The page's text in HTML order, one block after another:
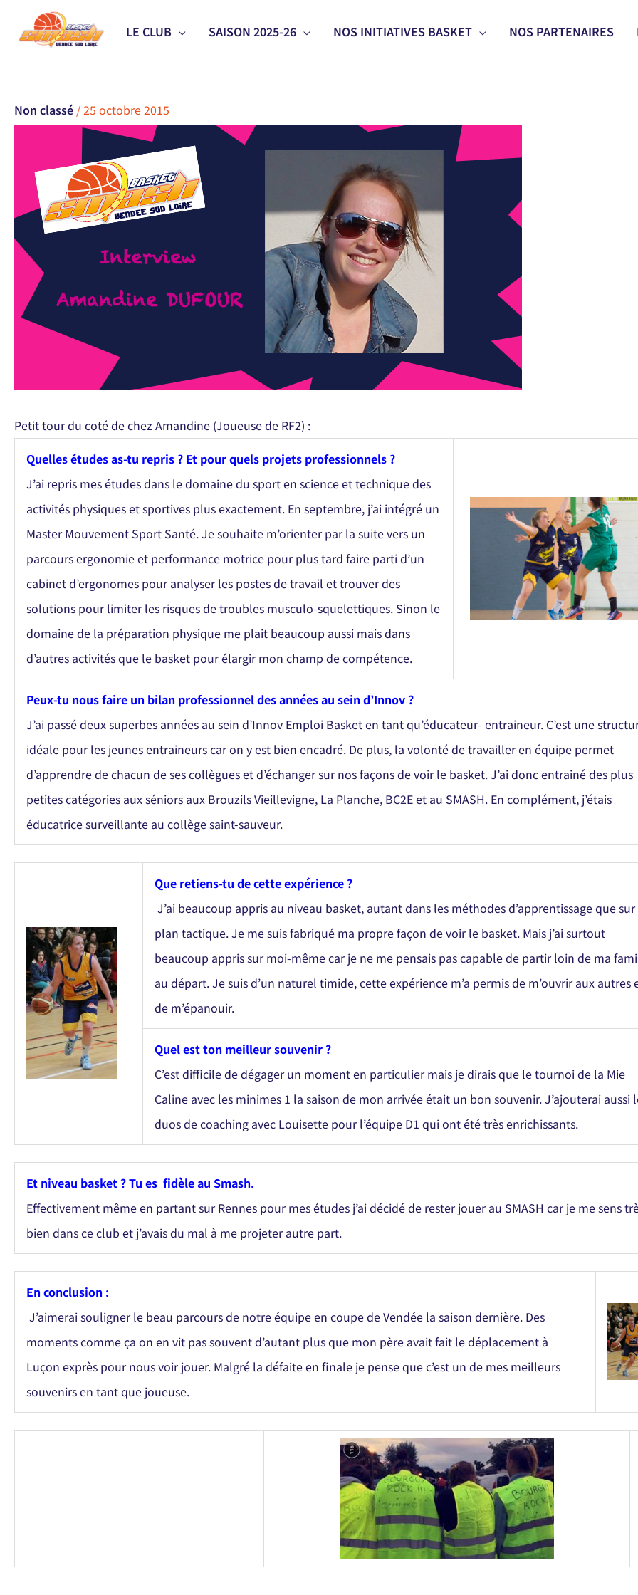
LE CLUB SAISON 2025-26 NOS INITIATIVES BASKET NOS PARTENAIRES
Non classé /25 octobre 2015
Petit tour du coté de chez Amandine (Joueuse de RF2) :
Quelles études as-tu repris ? Et pour quels projets professionnels ?
J’ai repris mes études dans le domaine du sport en science et technique des
activités physiques et sportives plus exactement. En septembre, j’ai intégré un
Master Mouvement Sport Santé. Je souhaite m’orienter par la suite vers un
parcours ergonomie et performance motrice pour plus tard faire parti d’un
cabinet d’ergonomes pour analyser les postes de travail et trouver des
solutions pour limiter les risques de troubles musculo-squelettiques. Sinon le
domaine de la préparation physique me plait beaucoup aussi mais dans
d’autres activités que le basket pour élargir mon champ de compétence.
Peux-tu nous faire un bilan professionnel des années au sein d’Innov ?
J’ai passé deux superbes années au sein d’Innov Emploi Basket en tant qu’éducateur- entraineur. C’est une
idéale pour les jeunes entraineurs car on y est bien encadré. De plus, la volonté de travailler en équipe permet
d’apprendre de chacun de ses collègues et d’échanger sur nos façons de voir le basket. J’ai donc entrainé des plus
petites catégories aux séniors aux Brouzils Vieillevigne, La Planche, BC2E et au SMASH. En complément, j’étais
éducatrice surveillante au collège saint-sauveur.
Que retiens-tu de cette expérience ?
J’ai beaucoup appris au niveau basket, autant dans les méthodes d’apprentissage que
plan tactique. Je me suis fabriqué ma propre façon de voir le basket. Mais j’ai surtout
beaucoup appris sur moi-même car je ne me pensais pas capable de partir loin de ma
au départ. Je suis d’un naturel timide, cette expérience m’a permis de m’ouvrir aux autres
de m’épanouir.
Quel est ton meilleur souvenir ?
C’est difficile de dégager un moment en particulier mais je dirais que le tournoi de la Mie
Caline avec les minimes 1 la saison de mon arrivée était un bon souvenir. J’ajouterai aussi
duos de coaching avec Louisette pour l’équipe D1 qui ont été très enrichissants.
Et niveau basket ? Tu es fidèle au Smash.
Effectivement même en partant sur Rennes pour mes études j’ai décidé de rester jouer au SMASH car je me sens
bien dans ce club et j’avais du mal à me projeter autre part.
En conclusion :
J’aimerai souligner le beau parcours de notre équipe en coupe de Vendée la saison dernière. Des
moments comme ça on en vit pas souvent d’autant plus que mon père avait fait le déplacement à
Luçon exprès pour nous voir jouer. Malgré la défaite en finale je pense que c’est un de mes meilleurs
souvenirs en tant que joueuse.